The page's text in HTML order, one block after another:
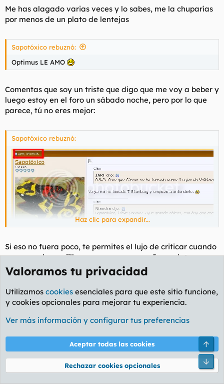
Me has alagado varias veces y lo sabes, me la chuparías
por menos de un plato de lentejas
Sapotóxico rebuznó:
Optimus LE AMO
Comentas que soy un triste que digo que me voy a beber y
luego estoy en el foro un sábado noche, pero por lo que
parece, tú no eres mejor:
Sapotóxico rebuznó:
Haz clic para expandir...
Si eso no fuera poco, te permites el lujo de criticar cuando
eres un pobre pajillero que se compra coños en lata.
Te vendo un coño en lata por treinta leuros lo tomas o lo dejas.
Dices que soy un llorón por pedir tirar, más o menos lo que
haces tu en este post.
Sapotóxico rebuznó:
Valoramos tu privacidad
Utilizamos cookies esenciales para que este sitio funcione,
y cookies opcionales para mejorar tu experiencia.
Ver más información y configurar tus preferencias
Aceptar todas las cookies
Rechazar cookies opcionales
Pie